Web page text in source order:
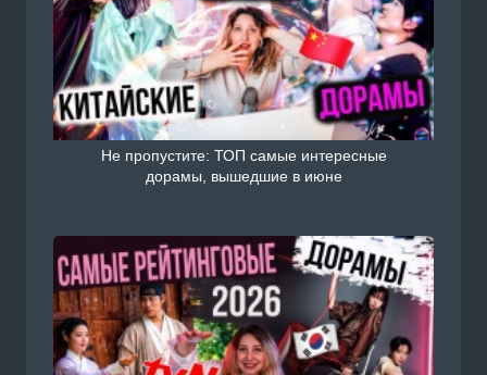
Не пропустите: ТОП самые интересные
дорамы, вышедшие в июне